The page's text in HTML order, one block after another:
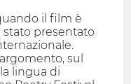
il film è
presentato
sul
lingua di